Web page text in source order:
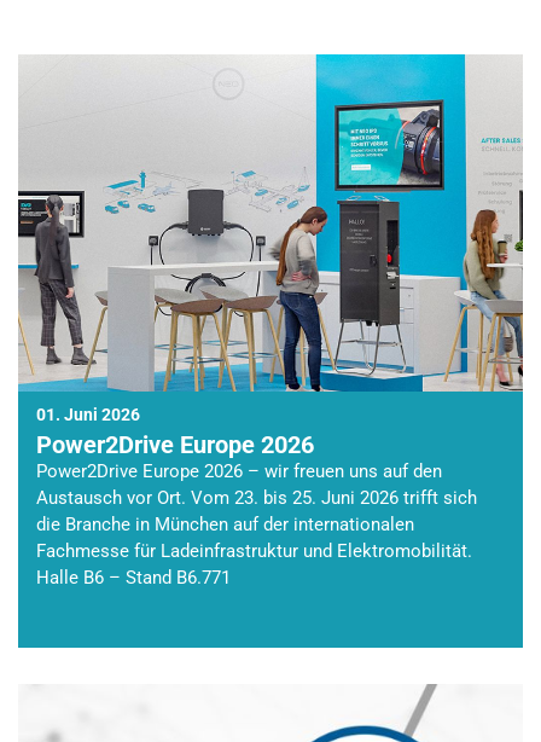
01. Juni 2026
Power2Drive Europe 2026
Power2Drive Europe 2026 – wir freuen uns auf den
Austausch vor Ort. Vom 23. bis 25. Juni 2026 trifft sich
die Branche in München auf der internationalen
Fachmesse für Ladeinfrastruktur und Elektromobilität.
Halle B6 – Stand B6.771